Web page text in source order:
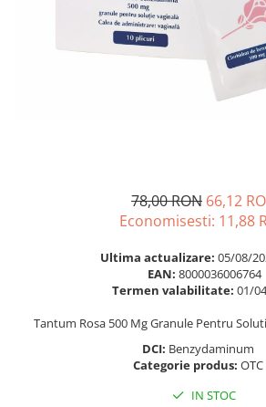
Par si unghii
Slabire si control greutate
Somn stres si anxietate
Supliment Calciu
Supliment Complexe
Supliment Vitamina B
Balsam masca si tratament
Produse cu SPF Pentru Fata
78,00 RON 66,12
Economisesti: 11,88
Ultima actualizare: 05/08/
EAN: 8000036006764
Termen valabilitate: 01/
Tantum Rosa 500 Mg Granule Pentru
DCI: Benzydaminum
Categorie produs: OTC
IN STOC